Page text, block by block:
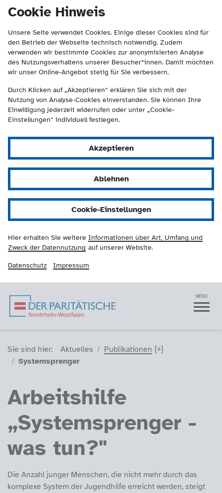
Cookie Hinweis
Unsere Seite verwendet Cookies. Einige dieser Cookies sind für
den Betrieb der Webseite technisch notwendig. Zudem
verwenden wir bestimmte Cookies zur anonymisierten Analyse
des Nutzungsverhaltens unserer Besucher*innen. Damit möchten
wir unser Online-Angebot stetig für Sie verbessern.
Durch Klicken auf „Akzeptieren“ erklären Sie sich mit der
Nutzung von Analyse-Cookies einverstanden. Sie können Ihre
Einwilligung jederzeit widerrufen oder unter „Cookie-
Einstellungen“ individuell festlegen.
Akzeptieren
Ablehnen
Cookie-Einstellungen
Hier erhalten Sie weitere Informationen über Art, Umfang und
Zweck der Datennutzung auf unserer Website.
Datenschutz Impressum
Der Paritätische NRW
springen
(Kontakt und Suche) springen.
Navigation MENÜ
Sie sind hier (Breadcrumb)
Sie sind hier: Aktuelles
Publikationen
Systemsprenger
Arbeitshilfe
„Systemsprenger -
was tun?"
Die Anzahl junger Menschen, die nicht mehr durch das
komplexe System der Jugendhilfe erreicht werden, steigt